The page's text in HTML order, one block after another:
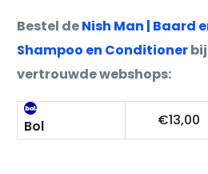
Bestel deNish Man | Baard
Shampoo en Conditioner
vertrouwde webshops:
Bol €13,00